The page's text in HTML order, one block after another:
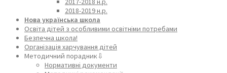
2018-2019 н.р.
Нова українська школа
Освіта дітей з особливими освітніми потребами
Безпечна школа!
Організація харчування дітей
Методичний порадник⇩
Нормативні документи